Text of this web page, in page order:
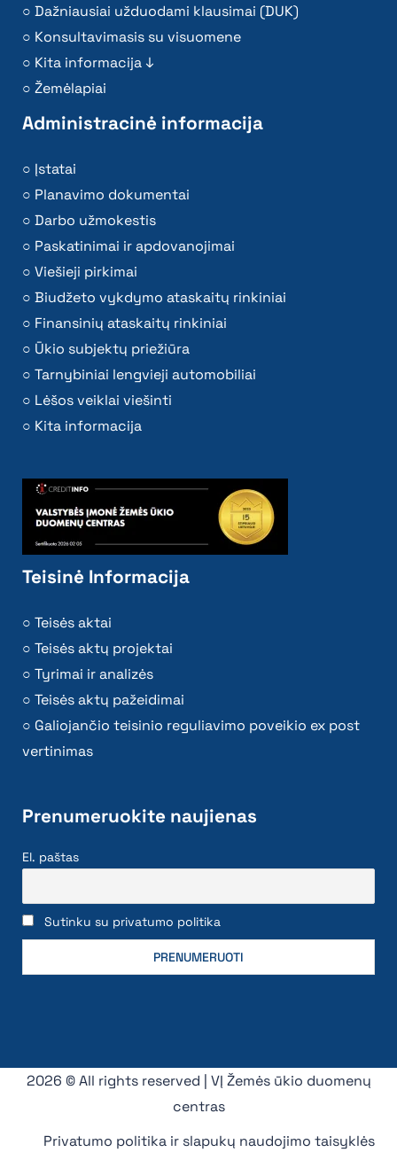
Dažniausiai užduodami klausimai (DUK)
Konsultavimasis su visuomene
Kita informacija ↓
Žemėlapiai
Administracinė informacija
Įstatai
Planavimo dokumentai
Darbo užmokestis
Paskatinimai ir apdovanojimai
Viešieji pirkimai
Biudžeto vykdymo ataskaitų rinkiniai
Finansinių ataskaitų rinkiniai
Ūkio subjektų priežiūra
Tarnybiniai lengvieji automobiliai
Lėšos veiklai viešinti
Kita informacija
Teisinė Informacija
Teisės aktai
Teisės aktų projektai
Tyrimai ir analizės
Teisės aktų pažeidimai
Galiojančio teisinio reguliavimo poveikio ex post
vertinimas
Prenumeruokite naujienas
El. paštas
Sutinku su privatumo politika
2026 © All rights reserved | VĮ Žemės ūkio duomenų
centras
Privatumo politika ir slapukų naudojimo taisyklės